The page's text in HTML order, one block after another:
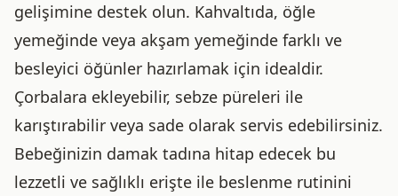
gelişimine destek olun. Kahvaltıda, öğle
yemeğinde veya akşam yemeğinde farklı ve
besleyici öğünler hazırlamak için idealdir.
Çorbalara ekleyebilir, sebze püreleri ile
karıştırabilir veya sade olarak servis edebilirsiniz.
Bebeğinizin damak tadına hitap edecek bu
lezzetli ve sağlıklı erişte ile beslenme rutinini